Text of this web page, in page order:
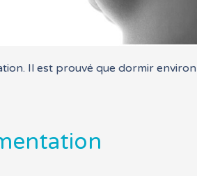
Il est prouvé que dormir environ